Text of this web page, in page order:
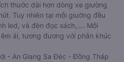
thước dài hơn dòng xe giường
Tuy nhiên tại mỗi giường đều
led, và đèn đọc sách,…. Mỗi
ái, tương đương với phân khúc
- An Giang Sa Đéc - Đồng Tháp